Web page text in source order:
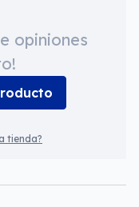
opiniones
tienda?